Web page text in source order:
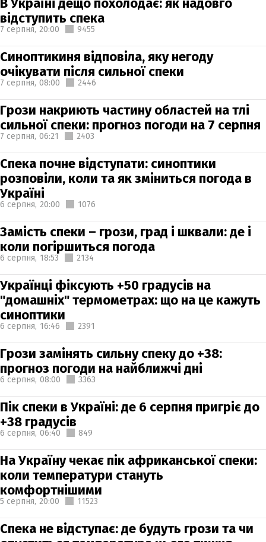
відступить спека
7 серпня, 20:00 9455
Синоптикиня відповіла, яку негоду
очікувати після сильної спеки
7 серпня, 08:00 2446
Грози накриють частину областей на тлі
сильної спеки: прогноз погоди на 7 серпня
7 серпня, 06:21 2403
Спека почне відступати: синоптики
розповіли, коли та як зміниться погода в
Україні
6 серпня, 20:00 1076
Замість спеки – грози, град і шквали: де і
коли погіршиться погода
6 серпня, 18:53 2134
Українці фіксують +50 градусів на
"домашніх" термометрах: що на це кажуть
синоптики
6 серпня, 16:46 2391
Грози замінять сильну спеку до +38:
прогноз погоди на найближчі дні
6 серпня, 08:00 3363
Пік спеки в Україні: де 6 серпня пригріє до
+38 градусів
6 серпня, 06:40 849
На Україну чекає пік африканської спеки:
коли температури стануть
комфортнішими
5 серпня, 20:00 11523
Спека не відступає: де будуть грози та чи